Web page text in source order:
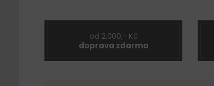
od 2.000,- Kč
doprava zdarma